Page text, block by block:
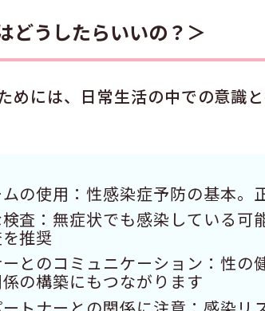
どうしたらいいの？＞
めには、日常生活の中での意識と
の使用：性感染症予防の基本。
査：無症状でも感染している可
推奨
とのコミュニケーション：性の
の構築にもつながります